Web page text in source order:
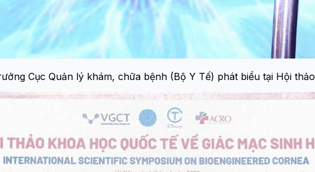
Cục Quản lý khám, chữa bệnh (Bộ Y Tế) phát biểu tại Hội thảo